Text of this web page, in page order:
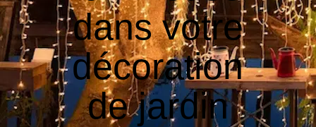
dans votre
décoration
de jardin